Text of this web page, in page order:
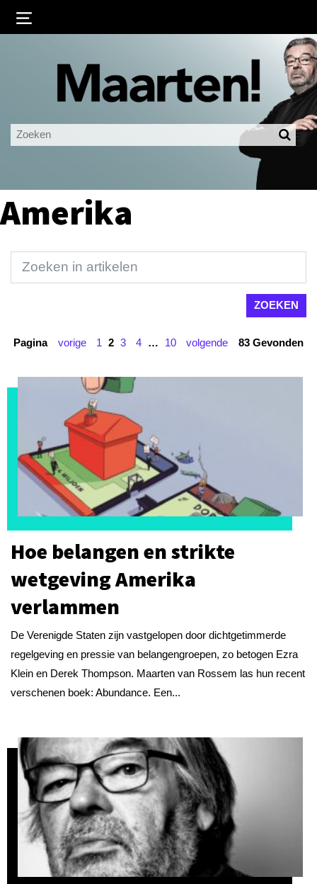
Ingelogd blijven
LOGIN
Amerika
Pagina vorige 1 2 3 4 … 10 volgende 83 Gevonden
Hoe belangen en strikte
wetgeving Amerika
verlammen
De Verenigde Staten zijn vastgelopen door dichtgetimmerde
regelgeving en pressie van belangengroepen, zo betogen Ezra
Klein en Derek Thompson. Maarten van Rossem las hun recent
verschenen boek: Abundance. Een...